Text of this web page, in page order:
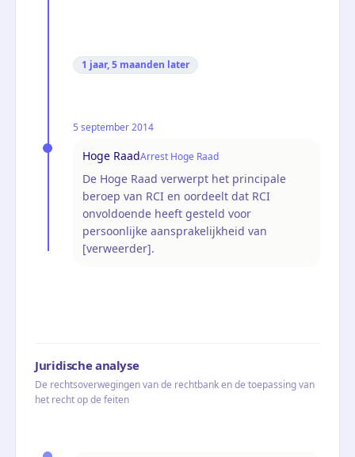
1 jaar, 5 maanden later
5 september 2014
Hoge RaadArrest Hoge Raad
De Hoge Raad verwerpt het principale
beroep van RCI en oordeelt dat RCI
onvoldoende heeft gesteld voor
persoonlijke aansprakelijkheid van
[verweerder].
Juridische analyse
De rechtsoverwegingen van de rechtbank en de toepassing van
het recht op de feiten